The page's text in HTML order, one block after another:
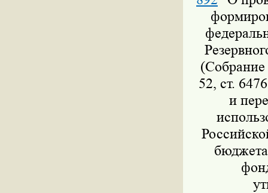
(Собрание
52, ст.
и